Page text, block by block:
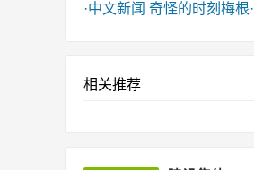
·中文新闻 奇怪的时刻梅根
相关推荐